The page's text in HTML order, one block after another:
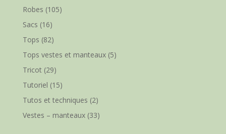
Robes (105)
Sacs (16)
Tops (82)
Tops vestes et manteaux(5)
Tricot(29)
Tutoriel (15)
Tutos et techniques (2)
Vestes – manteaux(33)